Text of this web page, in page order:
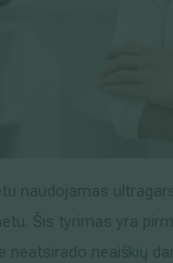
naudojamas
Šis tyrimas yra
neatsirado neaiškių